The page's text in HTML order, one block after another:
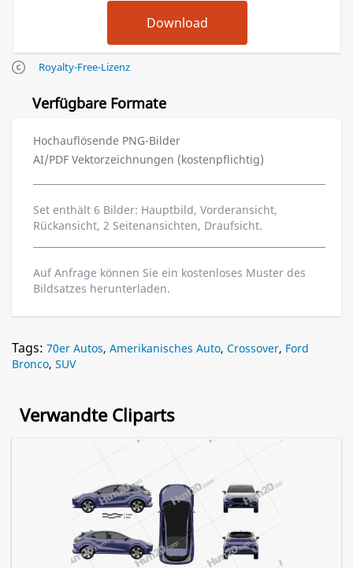
Royalty-Free-Lizenz
Verfügbare Formate
Hochauflösende PNG-Bilder
AI/PDF Vektorzeichnungen (kostenpflichtig)
Set enthält 6 Bilder: Hauptbild, Vorderansicht,
Rückansicht, 2 Seitenansichten, Draufsicht.
Auf Anfrage können Sie ein kostenloses Muster des
Bildsatzes herunterladen.
Tags: 70er Autos, Amerikanisches Auto, Crossover, Ford
Bronco, SUV
Verwandte Cliparts